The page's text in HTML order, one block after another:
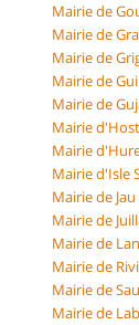
Mairie de
Mairie de
Mairie de
Mairie de
Mairie de
Mairie
Mairie
Mairie d'Isle
Mairie de
Mairie de
Mairie de
Mairie de
Mairie de
Mairie de